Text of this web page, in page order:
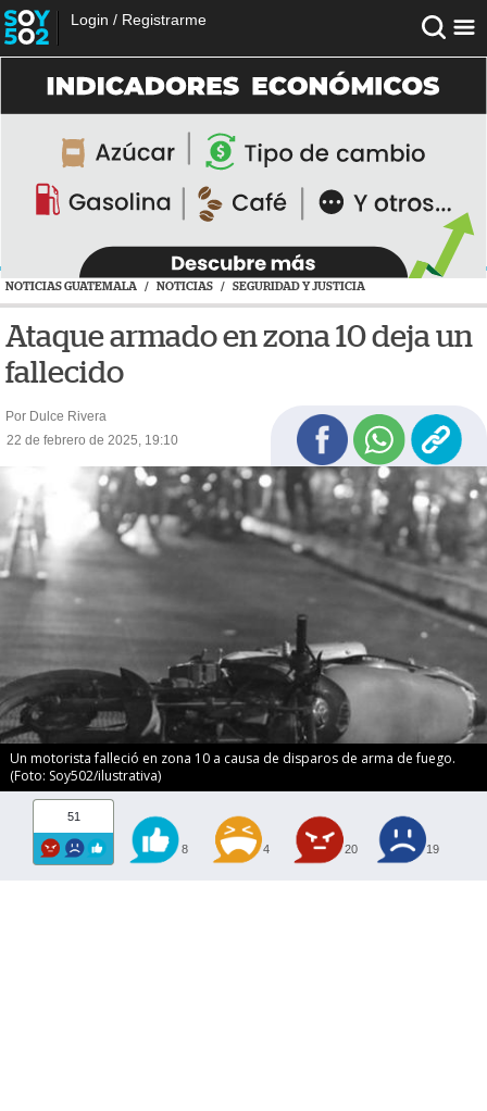
Login / Registrarme
NOTICIAS GUATEMALA / NOTICIAS / SEGURIDAD Y JUSTICIA
Ataque armado en zona 10 deja un
fallecido
Por Dulce Rivera
22 de febrero de 2025, 19:10
Un motorista falleció en zona 10 a causa de disparos de arma de fuego.
(Foto: Soy502/ilustrativa)
51
8 4 20 19